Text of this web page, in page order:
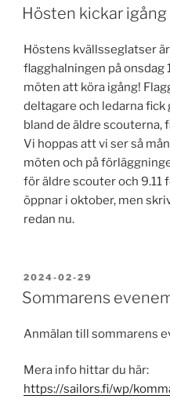
Hösten kickar igång
Höstens kvällsseglatser
flagghalningen på onsdag
möten att köra igång!
deltagare och ledarna
bland de äldre scouterna,
Vi hoppas att vi ser så
möten och på
för äldre scouter och 9.11
öppnar i oktober, men
redan nu.
PUBLICERAT
2024-02-29
Sommarens
Anmälan till sommarens
Mera info hittar du här:
https://sailors.fi/wp/